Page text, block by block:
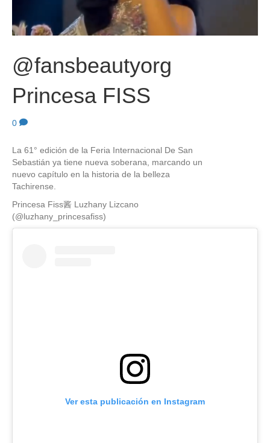
@fansbeautyorg
Princesa FISS
0
La 61° edición de la Feria Internacional De San
Sebastián ya tiene nueva soberana, marcando un
nuevo capítulo en la historia de la belleza
Tachirense.
Princesa Fiss酱 Luzhany Lizcano
(@luzhany_princesafiss)
Ver esta publicación en Instagram